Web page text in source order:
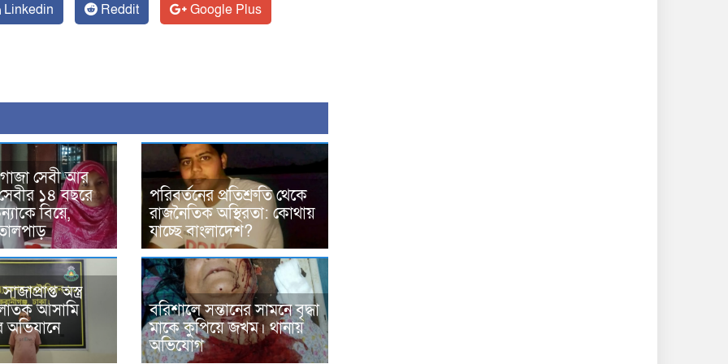
Linkedin Reddit Google Plus
সেবী আর
১৪ বছরে
বিয়ে,
পরিবর্তনের প্রতিশ্রুতি থেকে
রাজনৈতিক অস্থিরতা: কোথায়
যাচ্ছে বাংলাদেশ?
অস্ত্র
আসামি
অভিযানে
বরিশালে সন্তানের সামনে বৃদ্ধা
মাকে কুপিয়ে জখম। থানায়
অভিযোগ